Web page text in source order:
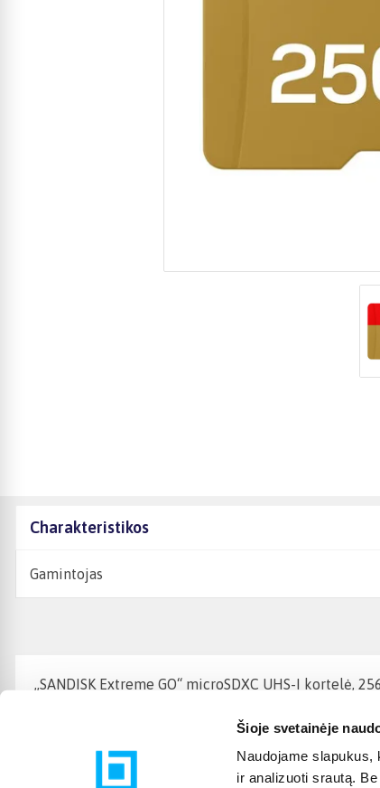
Šioje svetainėje
Naudojame
ir analizuoti srautą.
Charakteristikos
Gamintojas
„SANDISK Extreme GO“ microSDXC UHS-I kortelė,